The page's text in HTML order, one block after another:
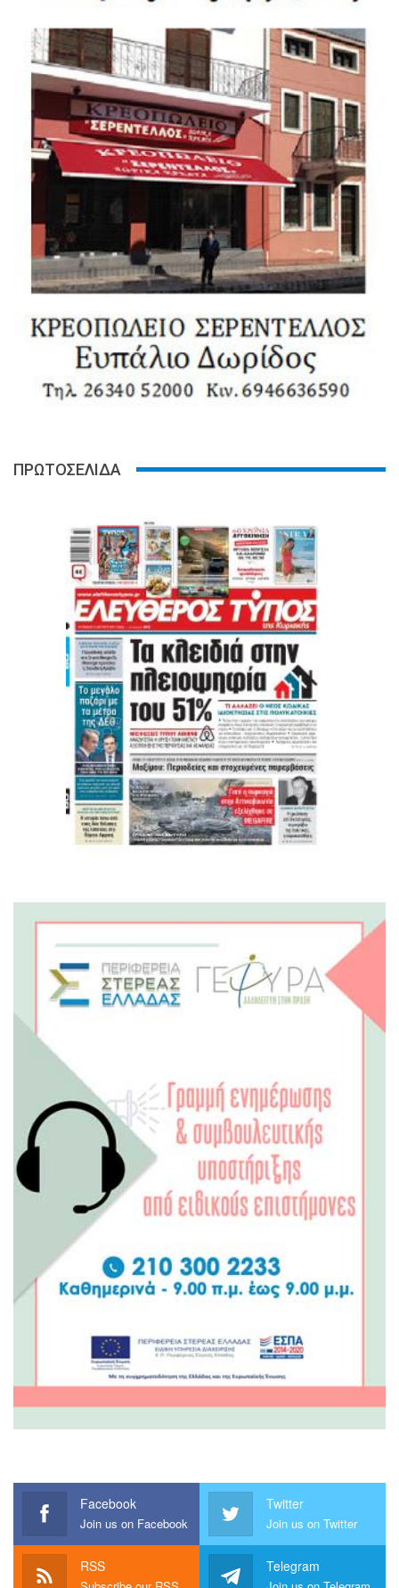
ΠΡΩΤΟΣΕΛΙΔΑ
Facebook
Join us on Facebook
Twitter
Join us on Twitter
RSS Telegram